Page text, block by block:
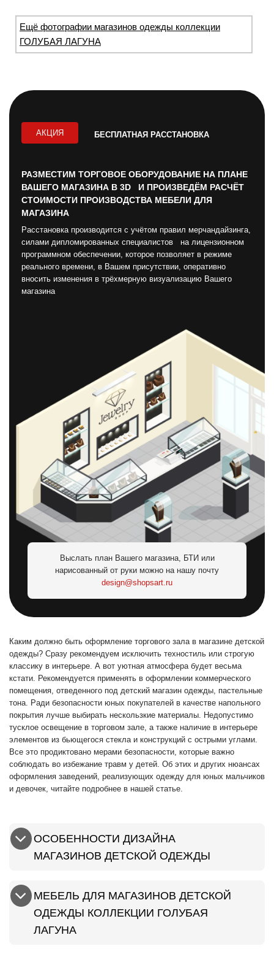
Ещё фотографии магазинов одежды коллекции
ГОЛУБАЯ ЛАГУНА
АКЦИЯ БЕСПЛАТНАЯ РАССТАНОВКА
РАЗМЕСТИМ ТОРГОВОЕ ОБОРУДОВАНИЕ НА ПЛАНЕ
ВАШЕГО МАГАЗИНА В 3D И ПРОИЗВЕДЁМ РАСЧЁТ
СТОИМОСТИ ПРОИЗВОДСТВА МЕБЕЛИ ДЛЯ
МАГАЗИНА
Расстановка производится с учётом правил мерчандайзинга,
силами дипломированных специалистов на лицензионном
программном обеспечении, которое позволяет в режиме
реального времени, в Вашем присутствии, оперативно
вносить изменения в трёхмерную визуализацию Вашего
магазина
Выслать план Вашего магазина, БТИ или
нарисованный от руки можно на нашу почту
design@shopsart.ru
Каким должно быть оформление торгового зала в магазине детской
одежды? Сразу рекомендуем исключить техностиль или строгую
классику в интерьере. А вот уютная атмосфера будет весьма
кстати. Рекомендуется применять в оформлении коммерческого
помещения, отведенного под детский магазин одежды, пастельные
тона. Ради безопасности юных покупателей в качестве напольного
покрытия лучше выбирать нескользкие материалы. Недопустимо
тусклое освещение в торговом зале, а также наличие в интерьере
элементов из бьющегося стекла и конструкций с острыми углами.
Все это продиктовано мерами безопасности, которые важно
соблюдать во избежание травм у детей. Об этих и других нюансах
оформления заведений, реализующих одежду для юных мальчиков
и девочек, читайте подробнее в нашей статье.
ОСОБЕННОСТИ ДИЗАЙНА
МАГАЗИНОВ ДЕТСКОЙ ОДЕЖДЫ
МЕБЕЛЬ ДЛЯ МАГАЗИНОВ ДЕТСКОЙ
ОДЕЖДЫ КОЛЛЕКЦИИ ГОЛУБАЯ
ЛАГУНА